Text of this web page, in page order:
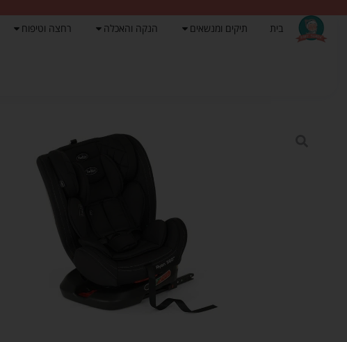
בית תיקים ומנשאים הנקה והאכלה רחצה וטיפוח